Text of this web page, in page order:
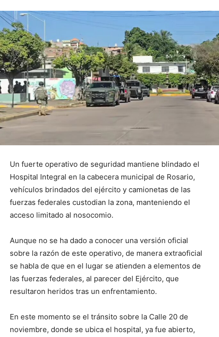
Un fuerte operativo de seguridad mantiene blindado el
Hospital Integral en la cabecera municipal de Rosario,
vehículos brindados del ejército y camionetas de las
fuerzas federales custodian la zona, manteniendo el
acceso limitado al nosocomio.
Aunque no se ha dado a conocer una versión oficial
sobre la razón de este operativo, de manera extraoficial
se habla de que en el lugar se atienden a elementos de
las fuerzas federales, al parecer del Ejército, que
resultaron heridos tras un enfrentamiento.
En este momento se el tránsito sobre la Calle 20 de
noviembre, donde se ubica el hospital, ya fue abierto,